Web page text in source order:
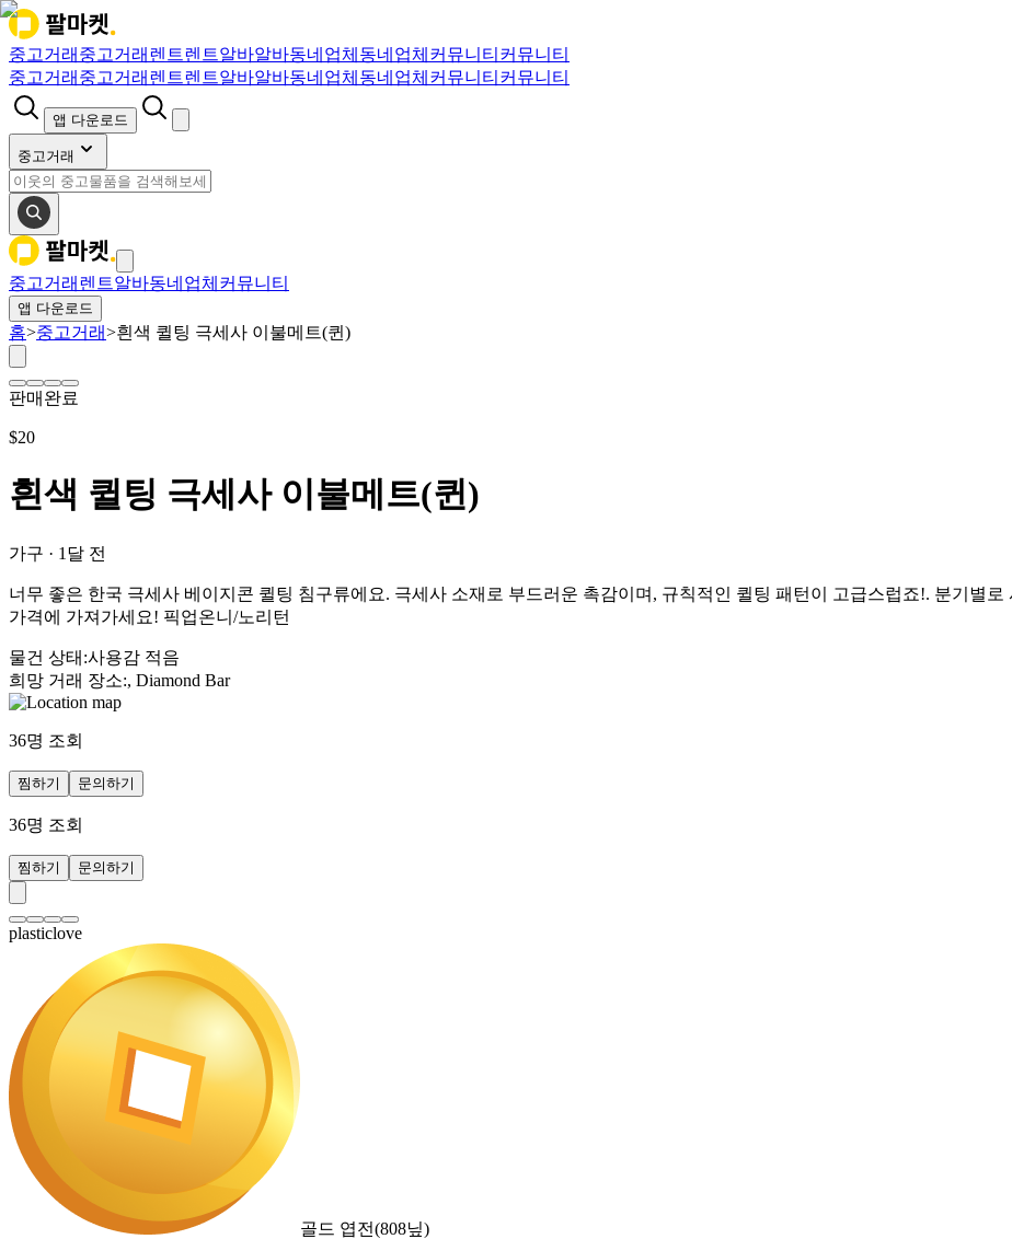
중고거래 중고거래 렌트렌트알바알바동네업체 동네업체 커뮤니티 커뮤니티
중고거래 중고거래 렌트렌트알바알바동네업체 동네업체 커뮤니티 커뮤니티
앱 다운로드
중고거래
중고거래 렌트알바동네업체 커뮤니티
앱 다운로드
홈>중고거래>흰색 퀼팅 극세사 이불메트(퀸)
판매완료
$20
흰색 퀼팅 극세사 이불메트(퀸)
가구 · 1달 전
너무 좋은 한국 극세사 베이지콘 퀼팅 침구류에요. 극세사 소재로 부드러운 촉감이며, 규칙적인 퀼팅 패턴이 고급스럽죠!. 분기별
가격에 가져가세요! 픽업온니/노리턴
물건 상태 :사용감 적음
희망 거래 장소:, Diamond Bar
36명 조회
찜하기 문의하기
36명 조회
찜하기 문의하기
plasticlove
골드 엽전(808닢)